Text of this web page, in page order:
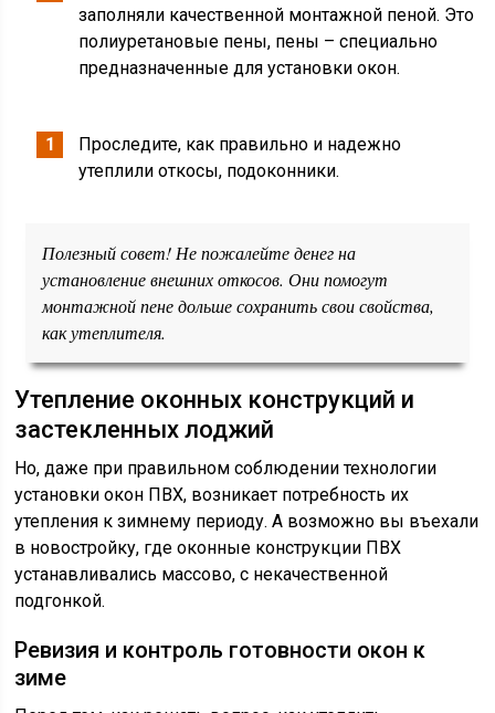
заполняли качественной монтажной пеной. Это
полиуретановые пены, пены – специально
предназначенные для установки окон.
Проследите, как правильно и надежно
утеплили откосы, подоконники.
Полезный совет! Не пожалейте денег на
установление внешних откосов. Они помогут
монтажной пене дольше сохранить свои свойства,
как утеплителя.
Утепление оконных конструкций и
застекленных лоджий
Но, даже при правильном соблюдении технологии
установки окон ПВХ, возникает потребность их
утепления к зимнему периоду. А возможно вы въехали
в новостройку, где оконные конструкции ПВХ
устанавливались массово, с некачественной
подгонкой.
Ревизия и контроль готовности окон к
зиме